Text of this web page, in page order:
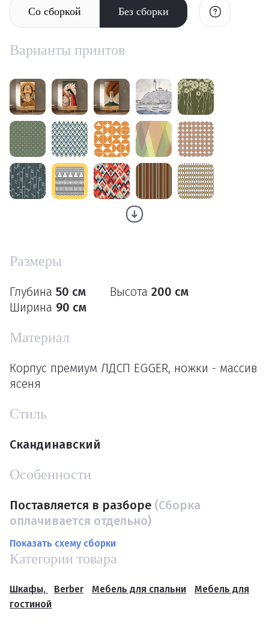
Со сборкой Без сборки
Варианты принтов
Размеры
Глубина 50 см Высота 200 см
Ширина 90 см
Материал
Корпус премиум ЛДСП EGGER, ножки - массив
ясеня
Стиль
Скандинавский
Особенности
Поставляется в разборе (Сборка
оплачивается отдельно)
Показать схему сборки
Категории товара
Шкафы, Berber Мебель для спальни
Мебель для
гостиной